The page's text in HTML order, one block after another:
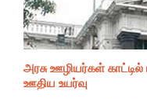
அரசு ஊழியர்கள்
ஊதிய உயர்வு